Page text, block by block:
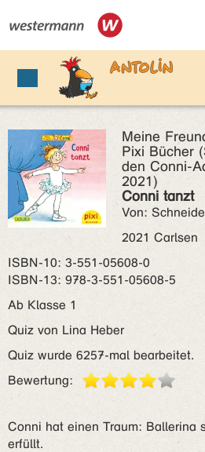
Meine
Pixi Bücher
den Conni-
2021)
Conni tanzt
Von:
2021 Carlsen
ISBN‑10: 3-551-05608-0
ISBN‑13: 978-3-551-05608-5
Ab Klasse 1
Quiz von Lina Heber
Quiz wurde 6257-mal bearbeitet.
Bewertung:
Conni hat einen Traum: Ballerina
erfüllt.